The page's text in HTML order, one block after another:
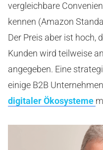
vergleichbare
kennen (Amazon
Der Preis aber ist hoch,
Kunden wird teilweise
angegeben. Eine
einige B2B
digitaler Ökosysteme